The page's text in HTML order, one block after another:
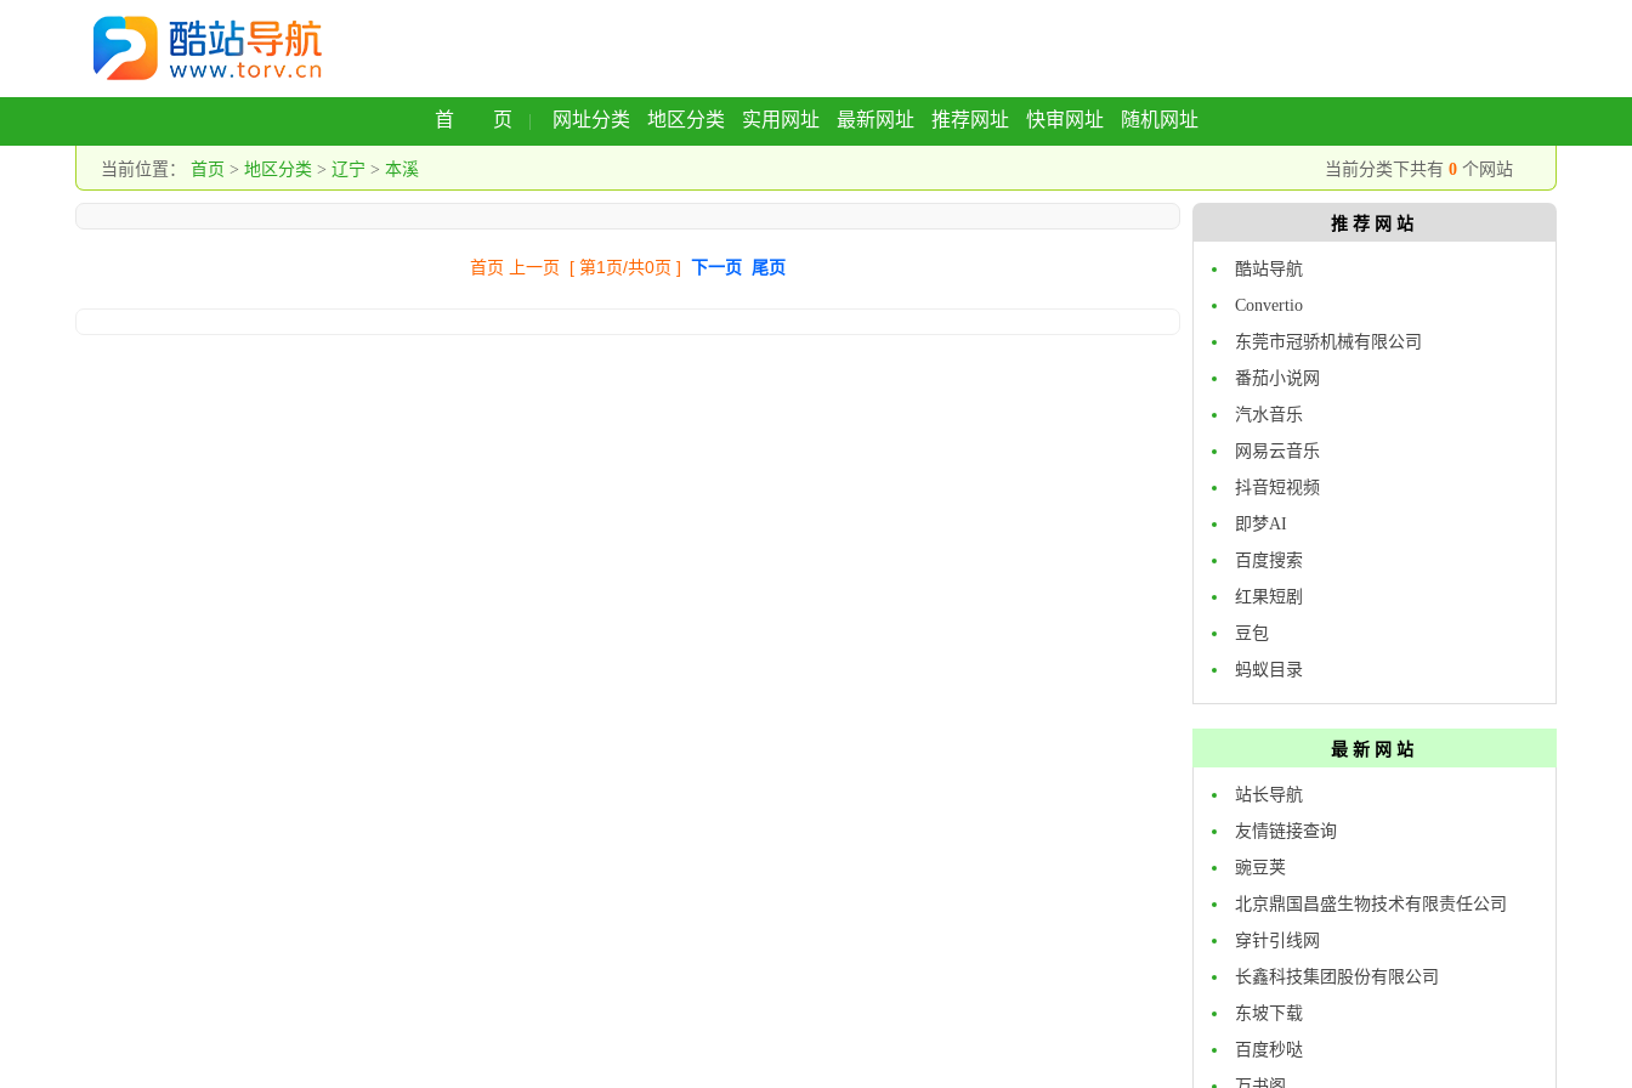
首 页 网址分类 地区分类 实用网址 最新网址 推荐网址 快审网址 随机网址
当前位置： 首页 > 地区分类 > 辽宁 > 本溪 当前分类下共有 0 个网站
首页 上一页 [ 第1页/共0页 ] 下一页 尾页
推荐网站
酷站导航
Convertio
东莞市冠骄机械有限公司
​番茄小说网
汽水音乐
网易云音乐
抖音短视频
即梦AI
百度搜索
红果短剧
豆包
蚂蚁目录
最新网站
站长导航
友情链接查询
豌豆荚
北京鼎国昌盛生物技术有限责任公司
穿针引线网
长鑫科技集团股份有限公司
东坡下载
百度秒哒